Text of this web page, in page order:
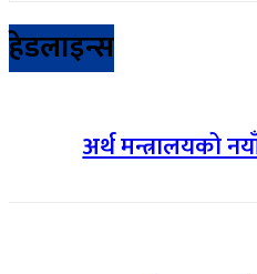
हेडलाइन्स
अर्थ मन्त्रालयको